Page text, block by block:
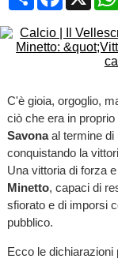
C'è gioia, orgoglio,
ciò che era in proprio
Savonaal termine di
conquistando la
Una vittoria di forza
Minetto, capaci di
sfiorato e di imporsi
pubblico.
Ecco le dichiarazioni